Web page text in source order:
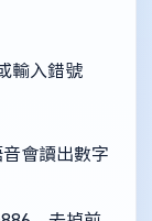
輸入錯號
會讀出數字